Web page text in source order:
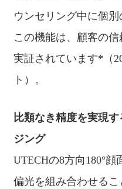
ウンセリング中に個別
この機能は、顧客の
実証されています*（
ト）。
比類なき精度を実現
ジング
UTECHの8方向180°顔
偏光を組み合わせる